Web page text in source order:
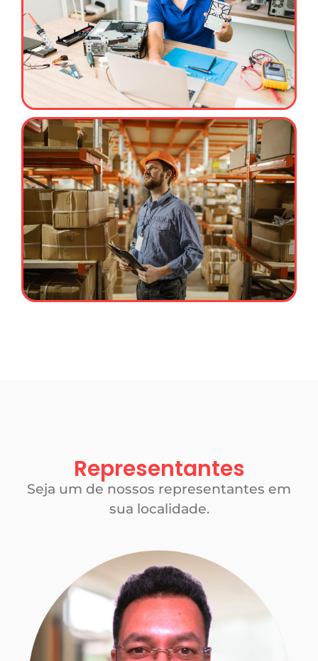
Representantes
Seja um de nossos representantes em
sua localidade.